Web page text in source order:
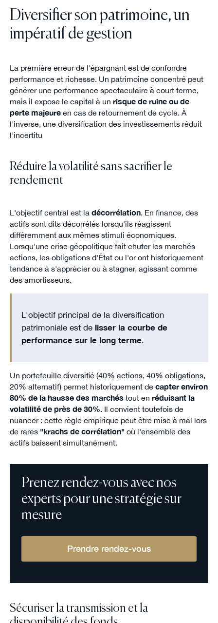
Diversifier son patrimoine, un
impératif de gestion
La première erreur de l'épargnant est de confondre
performance et richesse. Un patrimoine concentré peut
générer une performance spectaculaire à court terme,
mais il expose le capital à un risque de ruine ou de
perte majeureen cas de retournement de cycle. À
l'inverse, une diversification des investissements réduit
l'incertitu
Réduire la volatilité sans sacrifier le
rendement
L'objectif central est la décorrélation. En finance, des
actifs sont dits décorrélés lorsqu'ils réagissent
différemment aux mêmes stimuli économiques.
Lorsqu'une crise géopolitique fait chuter les marchés
actions, les obligations d'État ou l'or ont historiquement
tendance à s'apprécier ou à stagner, agissant comme
des amortisseurs.
L'objectif principal de la diversification
patrimoniale est de lisser la courbe de
performance sur le long terme.
Un portefeuille diversifié (40% actions, 40% obligations,
20% alternatif) permet historiquement de capter environ
80% de la hausse des marchés tout en réduisant la
volatilité de près de 30%. Il convient toutefois de
nuancer : cette règle empirique peut être mise à mal lors
de rares "krachs de corrélation" où l'ensemble des
actifs baissent simultanément.
Prenez rendez-vous avec nos
experts pour une stratégie sur
mesure
Prendre rendez-vous
Sécuriser la transmission et la